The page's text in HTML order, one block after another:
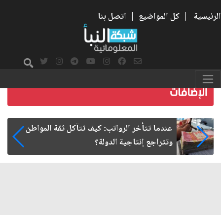
الرئيسية | كل المواضيع | اتصل بنا
صمت الطريق بعد الأربعين